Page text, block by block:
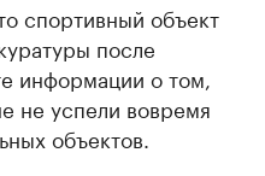
спортивный объект
после
информации о том,
не успели вовремя
объектов.